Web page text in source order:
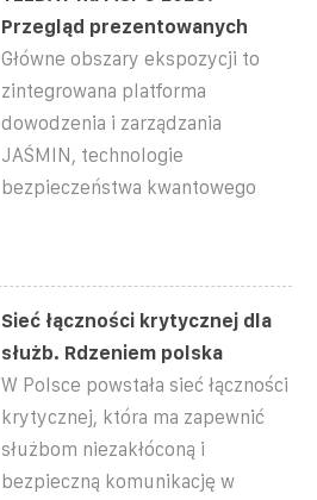
Przegląd prezentowanych
Główne obszary ekspozycji to
zintegrowana platforma
dowodzenia i zarządzania
JAŚMIN, technologie
bezpieczeństwa kwantowego
Sieć łączności krytycznej dla
służb. Rdzeniem polska
W Polsce powstała sieć łączności
krytycznej, która ma zapewnić
służbom niezakłóconą i
bezpieczną komunikację w